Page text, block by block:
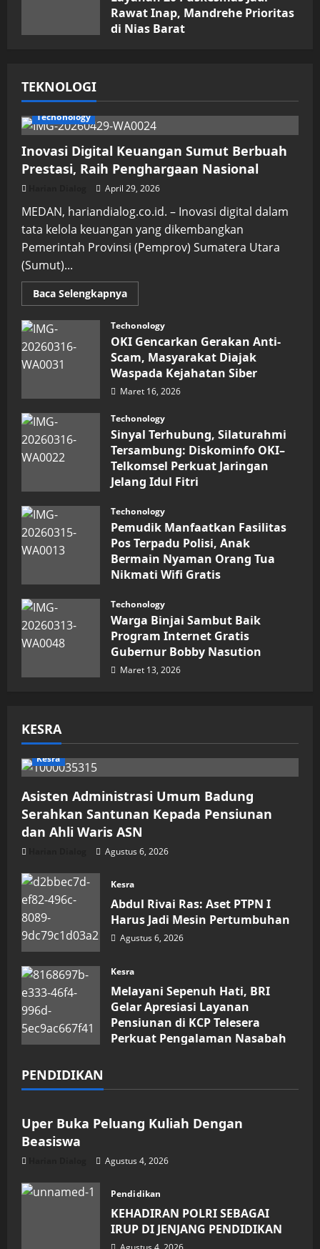
Rawat Inap, Mandrehe Prioritas
di Nias Barat
TEKNOLOGI
Techonology
Inovasi Digital Keuangan Sumut Berbuah
Prestasi, Raih Penghargaan Nasional
April 29, 2026
MEDAN, hariandialog.co.id. – Inovasi digital dalam
tata kelola keuangan yang dikembangkan
Pemerintah Provinsi (Pemprov) Sumatera Utara
(Sumut)...
Baca SelengkapnyaRead
more
Inovasi
Digital
Keuangan
Sumut
Berbuah
Prestasi,
Raih
Penghargaan
Techonology
OKI Gencarkan Gerakan Anti-
Scam, Masyarakat Diajak
Waspada Kejahatan Siber
Maret 16, 2026
Techonology
Sinyal Terhubung, Silaturahmi
Tersambung: Diskominfo OKI–
Telkomsel Perkuat Jaringan
Jelang Idul Fitri
Techonology
Pemudik Manfaatkan Fasilitas
Pos Terpadu Polisi, Anak
Bermain Nyaman Orang Tua
Nikmati Wifi Gratis
Techonology
Warga Binjai Sambut Baik
Program Internet Gratis
Gubernur Bobby Nasution
Maret 13, 2026
KESRA
Kesra
Asisten Administrasi Umum Badung
Serahkan Santunan Kepada Pensiunan
dan Ahli Waris ASN
Agustus 6, 2026
Kesra
Abdul Rivai Ras: Aset PTPN I
Harus Jadi Mesin Pertumbuhan
Agustus 6, 2026
Kesra
Melayani Sepenuh Hati, BRI
Gelar Apresiasi Layanan
Pensiunan di KCP Telesera
Perkuat Pengalaman Nasabah
PENDIDIKAN
Pendidikan
Uper Buka Peluang Kuliah Dengan
Beasiswa
Agustus 4, 2026
Pendidikan
KEHADIRAN POLRI SEBAGAI
IRUP DI JENJANG PENDIDIKAN